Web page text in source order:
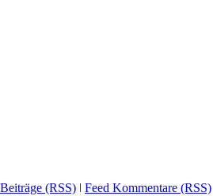
(RSS) Feed Kommentare (RSS)